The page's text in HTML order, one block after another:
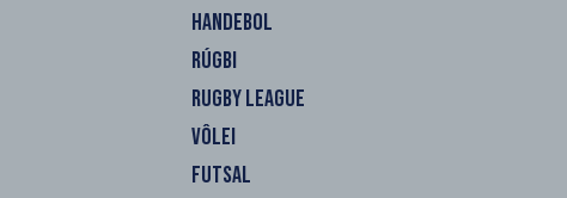
HANDEBOL
RÚGBI
RUGBY LEAGUE
VÔLEI
FUTSAL